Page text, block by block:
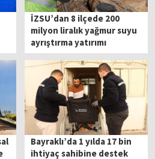
İZSU’dan 8 ilçede 200
milyon liralık yağmur suyu
ayrıştırma yatırımı
Bayraklı’da 1 yılda 17 bin
ihtiyaç sahibine destek